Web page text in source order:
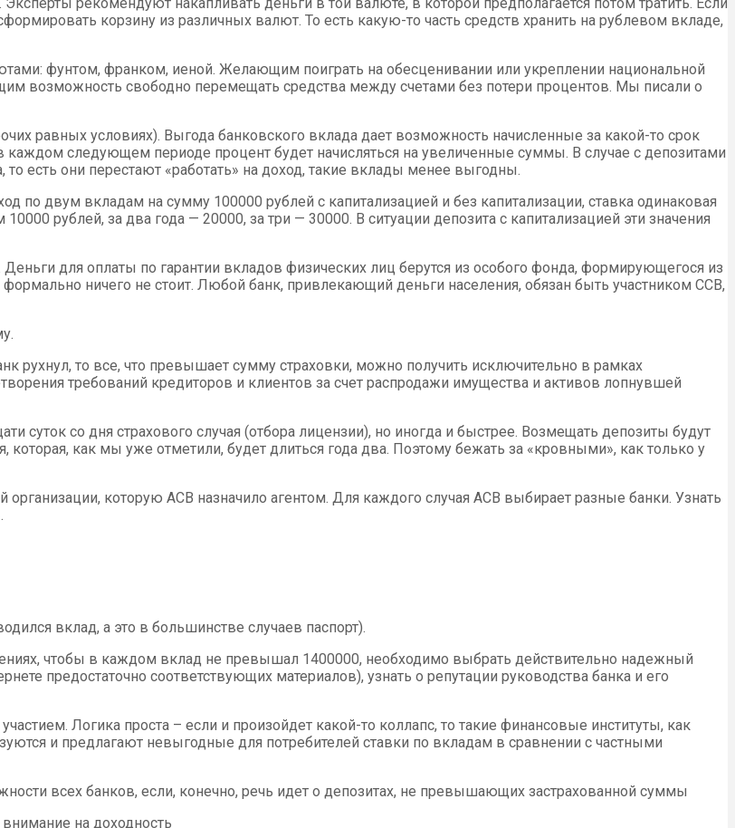
корзину из различных валют. То есть какую-то часть средств хранить на рублевом вкладе,
фунтом, франком, иеной. Желающим поиграть на обесценивании или укреплении национальной
возможность свободно перемещать средства между счетами без потери процентов. Мы писали о
равных условиях). Выгода банковского вклада дает возможность начисленные за какой-то срок
каждом следующем периоде процент будет начисляться на увеличенные суммы. В случае с депозитами
есть они перестают «работать» на доход, такие вклады менее выгодны.
по двум вкладам на сумму 100000 рублей с капитализацией и без капитализации, ставка одинаковая
рублей, за два года — 20000, за три — 30000. В ситуации депозита с капитализацией эти значения
для оплаты по гарантии вкладов физических лиц берутся из особого фонда, формирующегося из
ничего не стоит. Любой банк, привлекающий деньги населения, обязан быть участником ССВ,
рухнул, то все, что превышает сумму страховки, можно получить исключительно в рамках
требований кредиторов и клиентов за счет распродажи имущества и активов лопнувшей
суток со дня страхового случая (отбора лицензии), но иногда и быстрее. Возмещать депозиты будут
как мы уже отметили, будет длиться года два. Поэтому бежать за «кровными», как только у
которую АСВ назначило агентом. Для каждого случая АСВ выбирает разные банки. Узнать
вклад, а это в большинстве случаев паспорт).
чтобы в каждом вклад не превышал 1400000, необходимо выбрать действительно надежный
предостаточно соответствующих материалов), узнать о репутации руководства банка и его
Логика проста – если и произойдет какой-то коллапс, то такие финансовые институты, как
и предлагают невыгодные для потребителей ставки по вкладам в сравнении с частными
всех банков, если, конечно, речь идет о депозитах, не превышающих застрахованной суммы
на доходность